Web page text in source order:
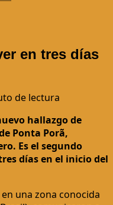
en tres días
de lectura
hallazgo de
Ponta Porã,
Es el segundo
días en el inicio del
una zona conocida